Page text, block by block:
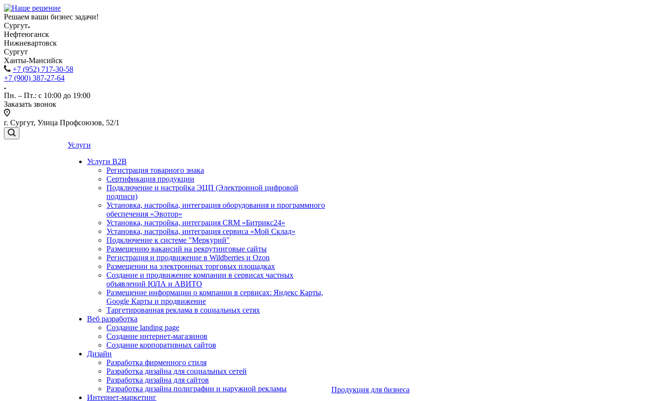
Решаем ваши бизнес задачи!
Сургут
Нефтеюганск
Нижневартовск
Сургут
Ханты-Мансийск
+7 (952) 717-30-58
+7 (900) 387-27-64
Пн. – Пт.: с 10:00 до 19:00
Заказать звонок
г. Сургут, Улица Профсоюзов, 52/1
Услуги
Услуги B2B
Регистрация товарного знака
Сертификация продукции
Подключение и настройка ЭЦП (Электронной цифровой
подписи)
Установка, настройка, интеграция оборудования и программного
обеспечения «Эвотор»
Установка, настройка, интеграция CRM «Битрикс24»
Установка, настройка, интеграция сервиса «Мой Склад»
Подключение к системе "Меркурий"
Размещению вакансий на рекрутинговые сайты
Регистрация и продвижение в Wildberries и Ozon
Размещении на электронных торговых площадках
Создание и продвижение компании в сервисах частных
объявлений ЮЛА и АВИТО
Размещение информации о компании в сервисах: Яндекс Карты,
Google Карты и продвижение
Таргетированная реклама в социальных сетях
Веб разработка
Создание landing page
Создание интернет-магазинов
Создание корпоративных сайтов
Дизайн
Разработка фирменного стиля
Разработка дизайна для социальных сетей
Разработка дизайна для сайтов
Разработка дизайна полиграфии и наружной рекламы
Интернет-маркетинг
Продукция для бизнеса